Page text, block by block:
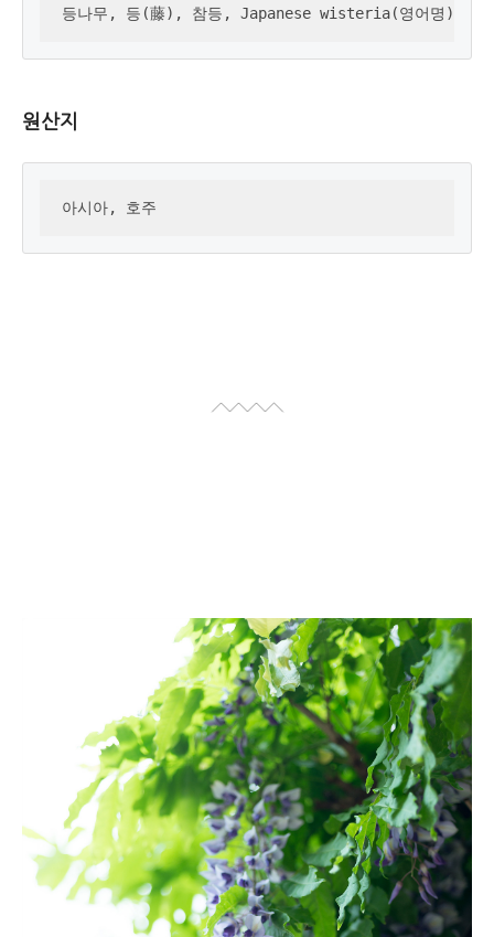
등나무, 등(藤), 참등, Japanese wisteria(영어명)
원산지
아시아, 호주